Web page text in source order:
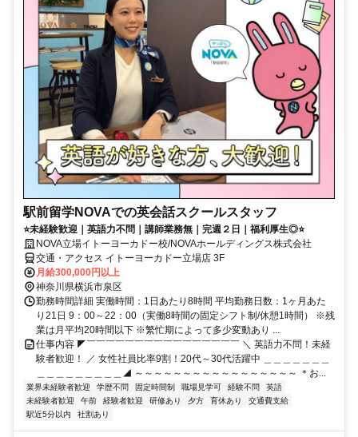
駅前留学NOVAでの英会話スクールスタッフ
⭐未経験歓迎｜英語力不問｜講師業務無｜完週２日｜福利厚生◎⭐
NOVA立場イトーヨーカドー校/NOVAホールディングス株式会社
交通・アクセス イトーヨーカドー立場店 3F
月給300,000円以上
神奈川県横浜市泉区
勤務時間詳細 実働時間：1日あたり8時間 平均勤務日数：1ヶ月あた
り21日 9：00～22：00（実働8時間の固定シフト制/休憩1時間） ※残
業は月平均20時間以下 ※繁忙期によって多少変動あり ...
仕事内容 ◤￣￣￣￣￣￣￣￣￣￣￣￣￣￣￣￣ ＼ 英語力不問！未経
験者歓迎！ ／ 女性社員比率9割！20代～30代活躍中 ＿＿＿＿＿＿＿
＿＿＿＿＿＿＿＿＿◢ ～～～～～～～～～～～～～～～～～ ＊お...
業界未経験者歓迎 学歴不問 固定時間制 職場見学可 経験不問
英語
未経験者歓迎
午前 経験者歓迎 研修あり 夕方 育休あり
交通費支給
駅近5分以内
社割あり